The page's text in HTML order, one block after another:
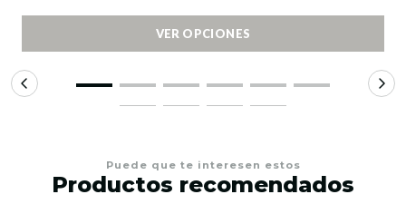
VER OPCIONES
Puede que te interesen estos
Productos recomendados